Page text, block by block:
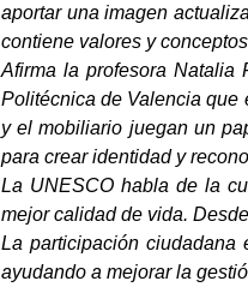
aportar una imagen
contiene valores y
Afirma la profesora Natalia
Politécnica de Valencia que
y el mobiliario juegan un
para crear identidad y
La UNESCO habla de la
mejor calidad de vida.
La participación ciudadana
ayudando a mejorar la